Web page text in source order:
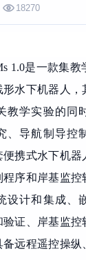
18270
1.0是一款集
水下机器人，
教学实验的同
、导航制导控
携式水下机器
序和岸基监控
设计和集成、
证、岸基监
远程遥控操纵